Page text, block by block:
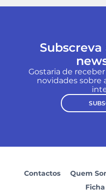
Subscreva
Gostaria de
novidades sobre
Contactos Quem